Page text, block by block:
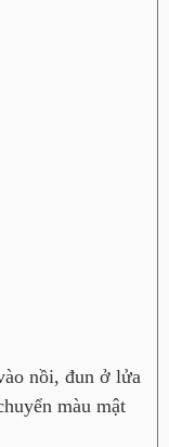
nồi, đun ở lửa
màu mật